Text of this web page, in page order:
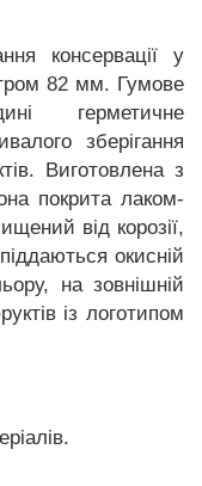
консервації у
82 мм. Гумове
герметичне
зберігання
Виготовлена ​​з
покрита лаком-
від корозії,
окисній
на зовнішній
із логотипом